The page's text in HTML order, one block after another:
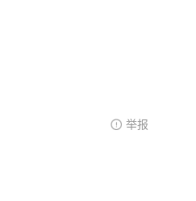
举报